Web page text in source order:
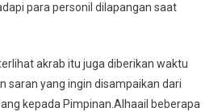
para personil dilapangan saat
akrab itu juga diberikan waktu
saran yang ingin disampaikan dari
kepada Pimpinan.Alhaail beberapa